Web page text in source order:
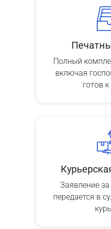
Полный
включая
готов
Заявление за
передается в